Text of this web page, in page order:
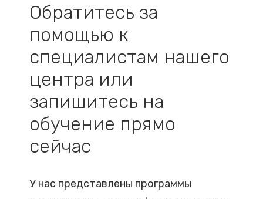
Обратитесь за
помощью к
специалистам нашего
центра или
запишитесь на
обучение прямо
сейчас
У нас представлены программы